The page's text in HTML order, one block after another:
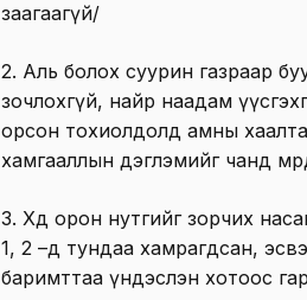
заагаагүй/
2. Аль болох суурин газраар
зочлохгүй, найр наадам
орсон тохиолдолд амны
хамгааллын дэглэмийг чанд
3. Хөдөө орон нутгийг зорчих
1, 2 –д тундаа хамрагдсан,
баримттаа үндэслэн хотоос